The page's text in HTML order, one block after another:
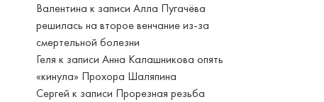
Валентина к записиАлла Пугачёва
решилась на второе венчание из-за
смертельной болезни
Геля к записиАнна Калашникова опять
«кинула» Прохора Шаляпина
Сергей к записи Прорезная резьба